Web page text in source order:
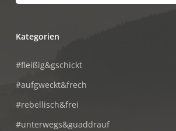
Kategorien
#fleißig&gschickt
#aufgweckt&frech
#rebellisch&frei
#unterwegs&guaddrauf